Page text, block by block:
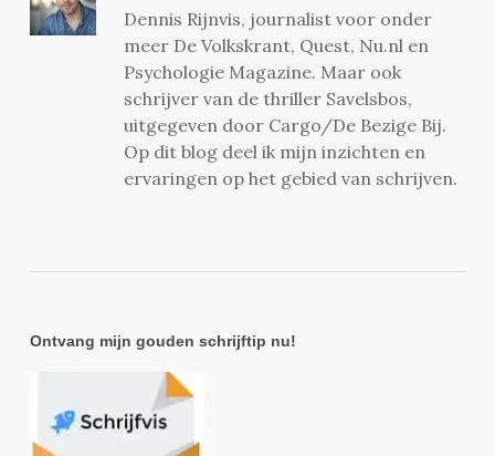
Dennis Rijnvis, journalist voor onder
meer De Volkskrant, Quest, Nu.nl en
Psychologie Magazine. Maar ook
schrijver van de thriller Savelsbos,
uitgegeven door Cargo/De Bezige Bij.
Op dit blog deel ik mijn inzichten en
ervaringen op het gebied van schrijven.
Ontvang mijn gouden schrijftip nu!